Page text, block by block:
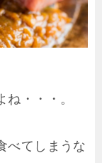
・・・。
べてしまうな